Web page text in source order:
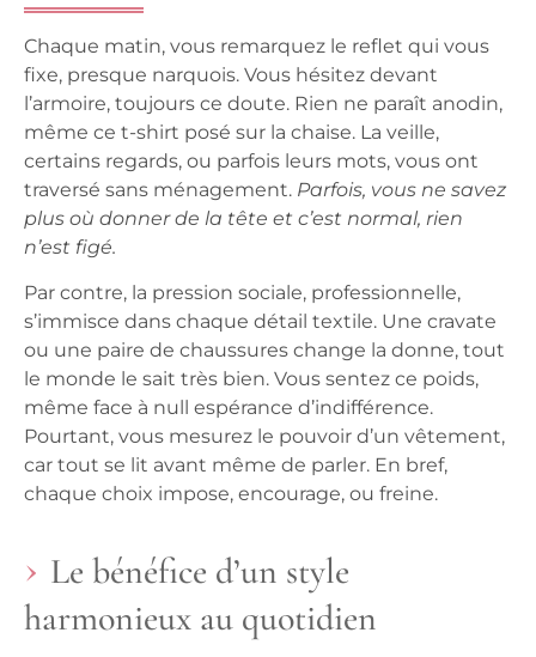
Chaque matin, vous remarquez le reflet qui vous
fixe, presque narquois. Vous hésitez devant
l’armoire, toujours ce doute. Rien ne paraît anodin,
même ce t-shirt posé sur la chaise. La veille,
certains regards, ou parfois leurs mots, vous ont
traversé sans ménagement. Parfois, vous ne savez
plus où donner de la tête et c’est normal, rien
n’est figé.
Par contre, la pression sociale, professionnelle,
s’immisce dans chaque détail textile. Une cravate
ou une paire de chaussures change la donne, tout
le monde le sait très bien. Vous sentez ce poids,
même face à null espérance d’indifférence.
Pourtant, vous mesurez le pouvoir d’un vêtement,
car tout se lit avant même de parler. En bref,
chaque choix impose, encourage, ou freine.
Le bénéfice d’un style
harmonieux au quotidien